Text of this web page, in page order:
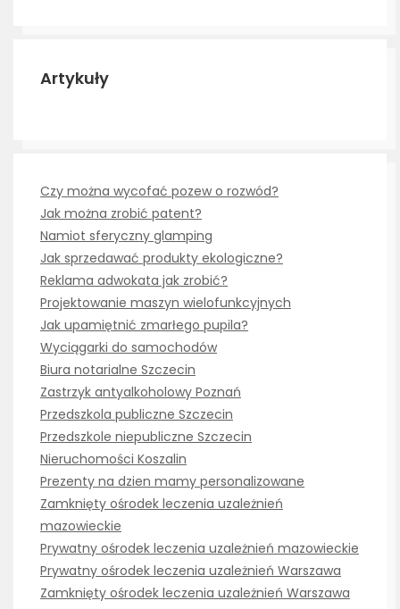
Artykuły
Czy można wycofać pozew o rozwód?
Jak można zrobić patent?
Namiot sferyczny glamping
Jak sprzedawać produkty ekologiczne?
Reklama adwokata jak zrobić?
Projektowanie maszyn wielofunkcyjnych
Jak upamiętnić zmarłego pupila?
Wyciągarki do samochodów
Biura notarialne Szczecin
Zastrzyk antyalkoholowy Poznań
Przedszkola publiczne Szczecin
Przedszkole niepubliczne Szczecin
Nieruchomości Koszalin
Prezenty na dzien mamy personalizowane
Zamknięty ośrodek leczenia uzależnień
mazowieckie
Prywatny ośrodek leczenia uzależnień mazowieckie
Prywatny ośrodek leczenia uzależnień Warszawa
Zamknięty ośrodek leczenia uzależnień Warszawa